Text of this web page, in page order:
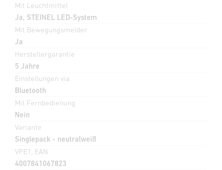
Mit Leuchtmittel
Ja, STEINEL LED-System
Mit Bewegungsmelder
Ja
Herstellergarantie
5 Jahre
Einstellungen via
Bluetooth
Mit Fernbedienung
Nein
Variante
Singlepack - neutralweiß
VPE1, EAN
4007841067823